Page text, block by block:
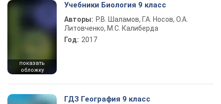
показать
обложку
Учебники Биология 9 класс
Авторы: Р.В. Шаламов, Г.А. Носов, О.А.
Литовченко, М.С. Калиберда
Год: 2017
ГДЗ География 9 класс